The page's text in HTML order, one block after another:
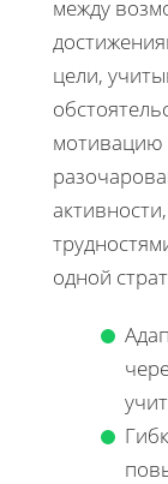
между
цели,
мотивацию
одной